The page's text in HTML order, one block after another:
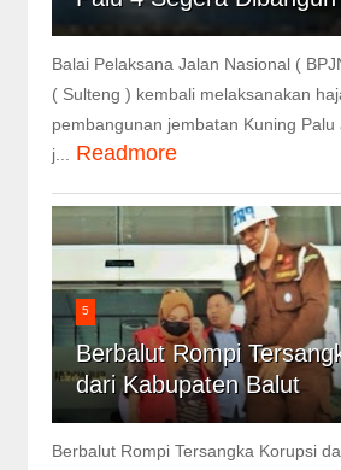
Balai Pelaksana Jalan Nasional (
( Sulteng ) kembali melaksanakan
pembangunan jembatan Kuning Palu
j... Readmore
5
Berbalut Rompi
dari Kabupaten Balut
Berbalut Rompi Tersangka Korupsi